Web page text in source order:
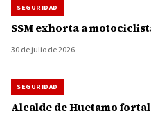
SEGURIDAD
SSM exhorta a
30 de julio de 2026
SEGURIDAD
Alcalde de Huetamo